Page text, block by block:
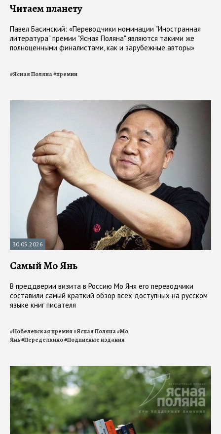
Читаем планету
Павел Басинский: «Переводчики номинации "Иностранная
литература" премии "Ясная Поляна" являются такими же
полноценными финалистами, как и зарубежные авторы»
#Ясная Поляна#премии
30.05.2026
Самый Мо Янь
В преддверии визита в Россию Мо Яня его переводчики
составили самый краткий обзор всех доступных на русском
языке книг писателя
#Нобелевская премия#Ясная Поляна#Мо
Янь#Переделкино#Подписные издания